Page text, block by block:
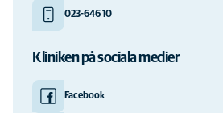
023-646 10
Kliniken på sociala medier
Facebook